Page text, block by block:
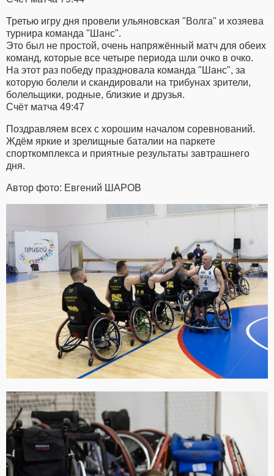
Третью игру дня провели ульяновская "Волга" и хозяева
турнира команда "Шанс".
Это был не простой, очень напряжённый матч для обеих
команд, которые все четыре периода шли очко в очко.
На этот раз победу праздновала команда "Шанс", за
которую болели и скандировали на трибунах зрители,
болельщики, родные, близкие и друзья.
Счёт матча 49:47
Поздравляем всех с хорошим началом соревнований.
Ждём яркие и зрелищные баталии на паркете
спорткомплекса и приятные результаты завтрашнего
дня.
Автор фото: Евгений ШАРОВ